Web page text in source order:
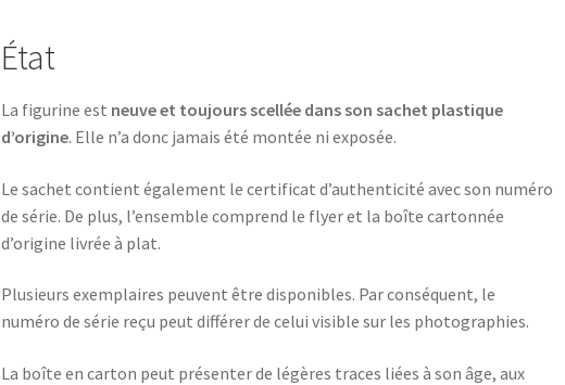
État
La figurine est neuve et toujours scellée dans son sachet plastique
d’origine. Elle n’a donc jamais été montée ni exposée.
Le sachet contient également le certificat d’authenticité avec son numéro
de série. De plus, l’ensemble comprend le flyer et la boîte cartonnée
d’origine livrée à plat.
Plusieurs exemplaires peuvent être disponibles. Par conséquent, le
numéro de série reçu peut différer de celui visible sur les photographies.
La boîte en carton peut présenter de légères traces liées à son âge, aux